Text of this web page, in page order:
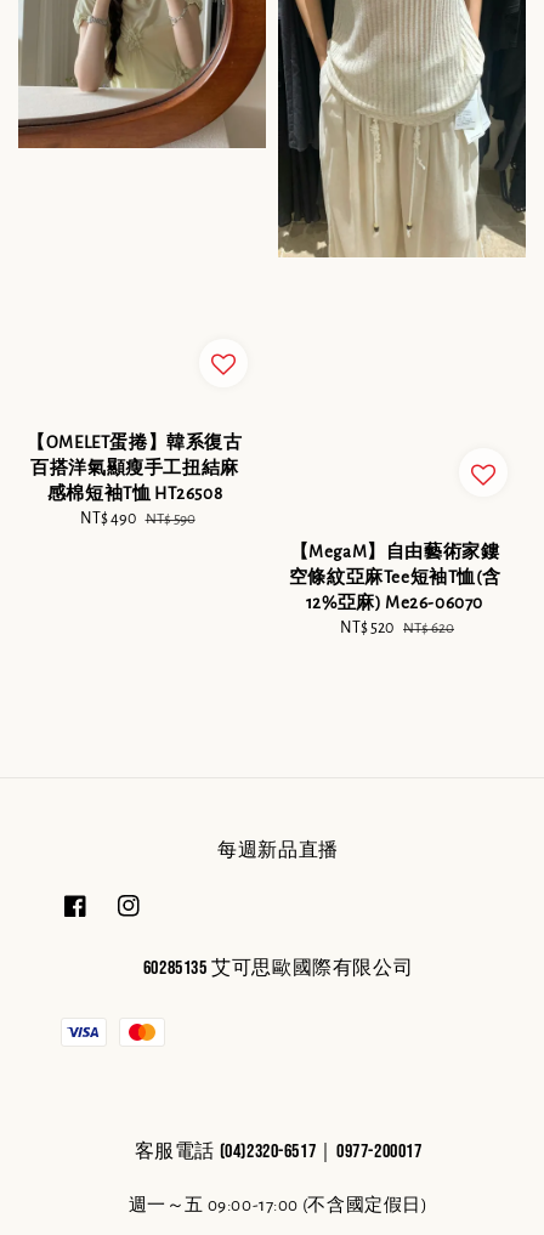
【OMELET蛋捲】韓系復古
百搭洋氣顯瘦手工扭結麻
感棉短袖T恤 HT26508
Sale
NT$ 490 Regular
NT$ 590
【MegaM】自由藝術家鏤
空條紋亞麻Tee短袖T恤(含
12%亞麻) Me26-06070
Sale
NT$ 520 Regular
NT$ 620
每週新品直播
60285135 艾可思歐國際有限公司
客服電話 (04)2320-6517｜0977-200017
週一～五 09:00-17:00 (不含國定假日)